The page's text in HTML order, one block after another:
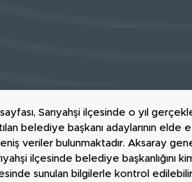
Sarıyahşi ilçesinde o yıl
belediye başkanı adaylarının elde
veriler bulunmaktadır. Aksaray
ilçesinde belediye başkanlığını
sunulan bilgilerle kontrol